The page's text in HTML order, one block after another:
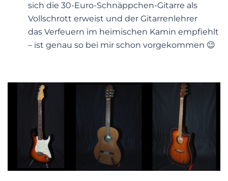
sich die 30-Euro-Schnäppchen-Gitarre als
Vollschrott erweist und der Gitarrenlehrer
das Verfeuern im heimischen Kamin empfiehlt
– ist genau so bei mir schon vorgekommen 😉